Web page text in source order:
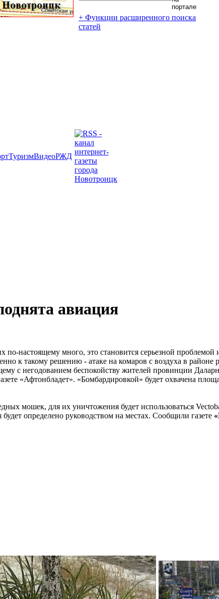
+ Функции расширенного поиска
статей
ТуризмВидеоРЖД
авиация
настоящему много, это становится серьезной
к такому решению - атаке на комаров с воздуха в районе
с негодованием беспокойству жителей провинции
«Афтонбладет». «Бомбардировкой» будет охвачена
мошек, для их уничтожения будет использоваться
определено руководством на местах. Сообщили газете